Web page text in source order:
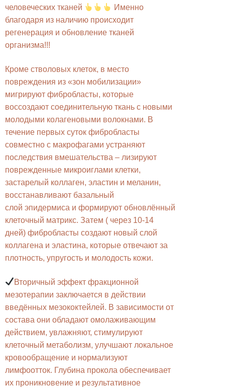
человеческих тканей
Именно
благодаря из наличию происходит
регенерация и обновление тканей
организма!!!
Кроме стволовых клеток, в место
повреждения из «зон мобилизации»
мигрируют фибробласты, которые
воссоздают соединительную ткань с новыми
молодыми колагеновыми волокнами. В
течение первых суток фибробласты
совместно с макрофагами устраняют
последствия вмешательства – лизируют
поврежденные микроиглами клетки,
застарелый коллаген, эластин и меланин,
восстанавливают базальный
слой эпидермиса и формируют обновлённый
клеточный матрикс. Затем ( через 10-14
дней) фибробласты создают новый слой
коллагена и эластина, которые отвечают за
плотность, упругость и молодость кожи.
Вторичный эффект фракционной
мезотерапии заключается в действии
введённых мезококтейлей. В зависимости от
состава они обладают омолаживающим
действием, увлажняют, стимулируют
клеточный метаболизм, улучшают локальное
кровообращение и нормализуют
лимфоотток. Глубина прокола обеспечивает
их проникновение и результативное